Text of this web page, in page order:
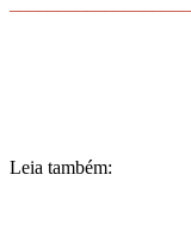
Leia também: